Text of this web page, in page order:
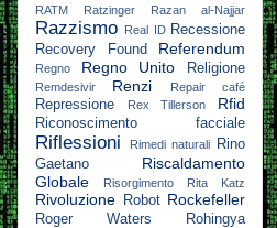
RATM Ratzinger Razan al-Najjar
Razzismo Real ID Recessione
Recovery Found
Referendum
Regno Regno Unito Religione
Remdesivir Renzi Repair café
Repressione Rex Tillerson Rfid
Riconoscimento facciale
Riflessioni Rimedi naturali
Rino
Gaetano
Riscaldamento
Globale
Risorgimento Rita Katz
Rivoluzione Robot Rockefeller
Roger Waters
Rohingya